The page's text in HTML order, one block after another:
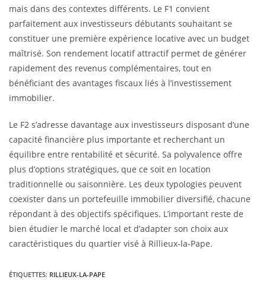
mais dans des contextes différents. Le F1 convient
parfaitement aux investisseurs débutants souhaitant se
constituer une première expérience locative avec un budget
maîtrisé. Son rendement locatif attractif permet de générer
rapidement des revenus complémentaires, tout en
bénéficiant des avantages fiscaux liés à l’investissement
immobilier.
Le F2 s’adresse davantage aux investisseurs disposant d’une
capacité financière plus importante et recherchant un
équilibre entre rentabilité et sécurité. Sa polyvalence offre
plus d’options stratégiques, que ce soit en location
traditionnelle ou saisonnière. Les deux typologies peuvent
coexister dans un portefeuille immobilier diversifié, chacune
répondant à des objectifs spécifiques. L’important reste de
bien étudier le marché local et d’adapter son choix aux
caractéristiques du quartier visé à Rillieux-la-Pape.
ÉTIQUETTES: RILLIEUX-LA-PAPE